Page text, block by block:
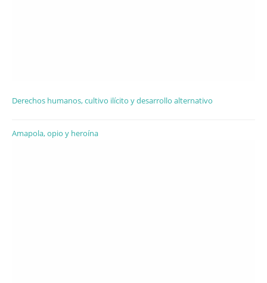
Derechos humanos, cultivo ilícito y desarrollo alternativo
Amapola, opio y heroína